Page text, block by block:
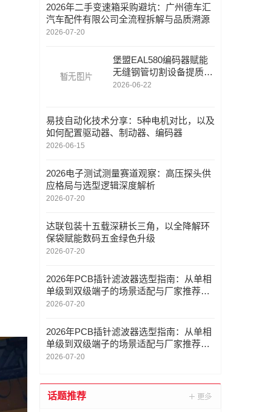
2026年二手变速箱采购避坑：广州德车汇
汽车配件有限公司全流程拆解与品质溯源
2026-07-20
堡盟EAL580编码器赋能
无缝钢管切割设备提质增
效
2026-06-22
易技自动化技术分享：5种电机对比，以及
如何配置驱动器、制动器、编码器
2026-06-15
2026电子测试测量赛道观察：高压探头供
应格局与选型逻辑深度解析
2026-07-20
达联包装十五载深耕长三角，以全降解环
保袋赋能数码五金绿色升级
2026-07-20
2026年PCB插针滤波器选型指南：从单相
单级到双级端子的场景适配与厂家推荐
——上海锋创实业
2026-07-20
2026年PCB插针滤波器选型指南：从单相
单级到双级端子的场景适配与厂家推荐
——上海锋创实业
2026-07-20
话题推荐